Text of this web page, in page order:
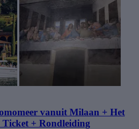
vanuit Milaan + Het
+ Rondleiding